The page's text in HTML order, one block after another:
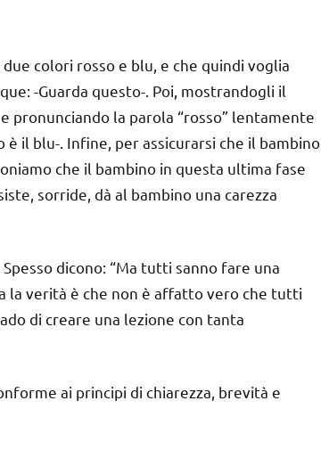
colori rosso e blu, e che quindi voglia
-Guarda questo-. Poi, mostrandogli il
pronunciando la parola “rosso” lentamente
il blu-. Infine, per assicurarsi che il bambino
che il bambino in questa ultima fase
sorride, dà al bambino una carezza
dicono: “Ma tutti sanno fare una
la verità è che non è affatto vero che tutti
di creare una lezione con tanta
ai principi di chiarezza, brevità e